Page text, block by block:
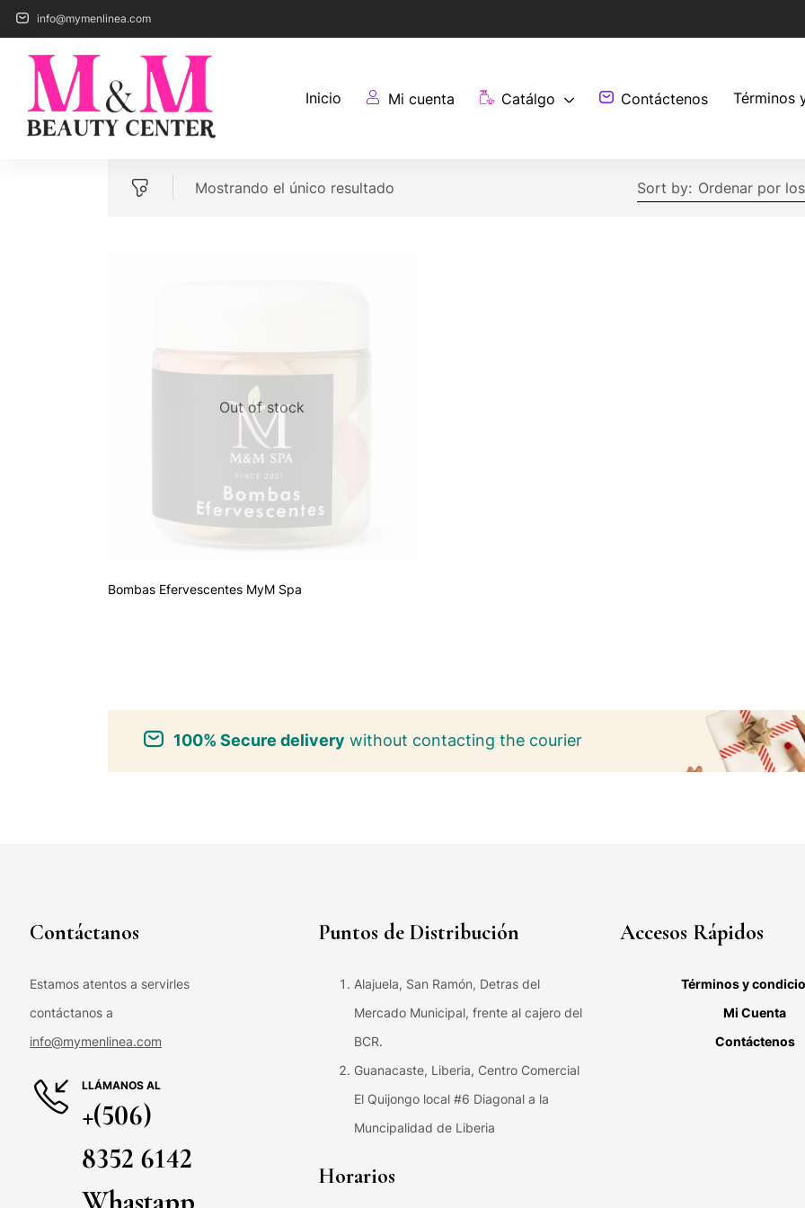
info@mymenlinea.com
Inicio Mi cuenta Catálgo Contáctenos Términos
Mostrando el único resultado Sort by: Ordenar por
Out of stock
Bombas Efervescentes MyM Spa
100% Secure delivery without contacting the courier
Contáctanos
Estamos atentos a servirles
contáctanos a
info@mymenlinea.com
LLÁMANOS AL
+(506)
8352 6142
Puntos de Distribución
Alajuela, San Ramón, Detras del
Mercado Municipal, frente al cajero del
BCR.
Guanacaste, Liberia, Centro Comercial
El Quijongo local #6 Diagonal a la
Muncipalidad de Liberia
Horarios
Accesos Rápidos
Términos y
Mi Cuenta
Contáctenos